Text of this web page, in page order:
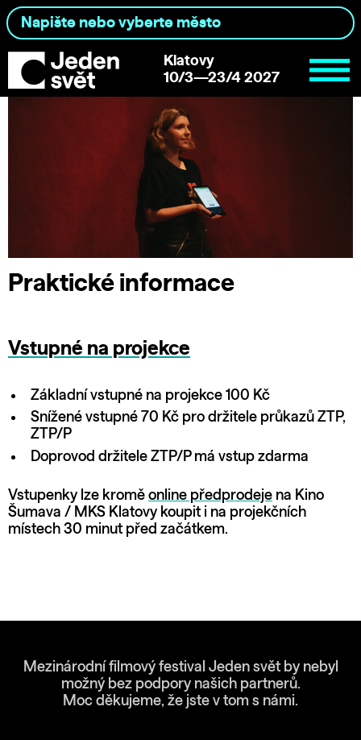
Klatovy
10/3—23/4 2027
Praktické informace
Vstupné na projekce
Základní vstupné na projekce 100 Kč
Snížené vstupné 70 Kč pro držitele průkazů ZTP,
ZTP/P
Doprovod držitele ZTP/P má vstup zdarma
Vstupenky lze kromě online předprodeje na Kino
Šumava / MKS Klatovy koupit i na projekčních
místech 30 minut před začátkem.
Mezinárodní filmový festival Jeden svět by nebyl
možný bez podpory našich partnerů.
Moc děkujeme, že jste v tom s námi.